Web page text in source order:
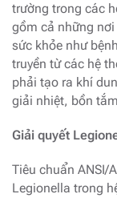
trường trong các
gồm cả những
sức khỏe như
truyền từ các hệ
phải tạo ra khí
giải nhiệt, bồn
Giải quyết
Tiêu chuẩn ANSI/
Legionella trong